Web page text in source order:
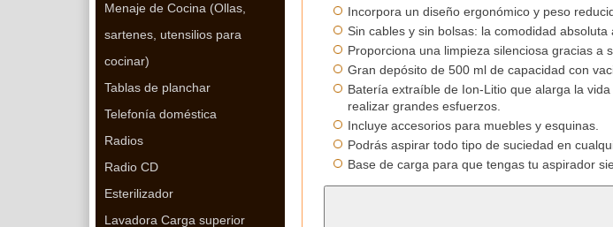
Menaje de Cocina (Ollas,
sartenes, utensilios para
cocinar)
Tablas de planchar
Telefonía doméstica
Radios
Radio CD
Esterilizador
Lavadora Carga superior
Incorpora un diseño ergonómico y peso
Sin cables y sin bolsas: la comodidad
Proporciona una limpieza silenciosa gracias a
Gran depósito de 500 ml de capacidad con
Batería extraíble de Ion-Litio que alarga la
realizar grandes esfuerzos.
Incluye accesorios para muebles y esquinas.
Podrás aspirar todo tipo de suciedad en
Base de carga para que tengas tu aspirador